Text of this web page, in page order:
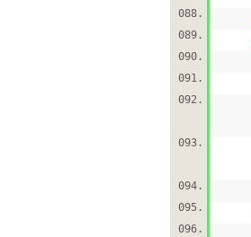
088.
089.
090.
091.
092.
093.
094.
095.
096.